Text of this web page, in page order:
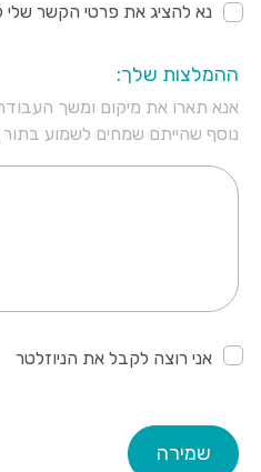
נא להציג את פרטי הקשר שלי
ההמלצות שלך:
אנא תארו את מיקום ומשך
נוסף שהייתם שמחים לשמוע בתור
אני רוצה לקבל את הניוזלטר
שמירה